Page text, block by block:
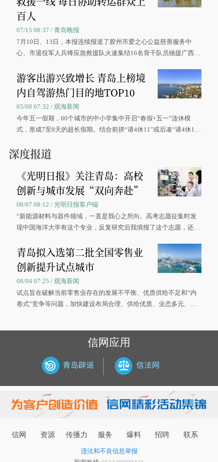
百人
07/15 08:37 / 青岛晚报
7月10日、13日，本报连续报道了胶州市爱之心公益慈善服务中
心、市退役军人兵锋应急救援队火速集结16名骨干队员驰援广西灾
游客出游兴致增长 青岛上榜境
内自驾游热门目的地TOP10
05/08 07:32 / 观海新闻
今年五一假期，60个城市的中小学集中开启“春假+五一”连休模
式，形成7至8天的超长假期。结合前拼“请4休11”或后凑“请4休1
深度报道
《光明日报》关注青岛：高校
创新与城市发展“双向奔赴”
08/07 08:12 / 光明日报客户端
“新能源材料与器件领域，一直是我心之所向。高考志愿征集时发
现中国海洋大学有这个专业，反复研究后我填报了这个志愿，还真
大学材料科学与工程学院材料类专业的录取通知书。
青岛拟入选第二批全国零售业
创新提升试点城市
08/04 07:25 / 观海新闻
试点旨在破解当前零售业存在的发展不平衡、优质供给不足和“内
卷式”竞争等问题，加快建设布局合理、供给优质、业态多元、智
信网应用
信网 资源 传播力 服务 爆料 招聘 联系
违法和不良信息举报